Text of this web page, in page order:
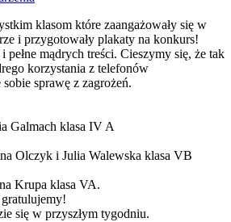
klasom które zaangażowały się w
i przygotowały plakaty na konkurs!
pełne mądrych treści. Cieszymy się, że tak
korzystania z telefonów
sprawę z zagrożeń.
Galmach klasa IV A
Olczyk i Julia Walewska klasa VB
Krupa klasa VA.
się w przyszłym tygodniu.